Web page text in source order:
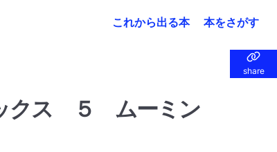
これから出る本 本をさがす
share
share
クス ５ ムーミン